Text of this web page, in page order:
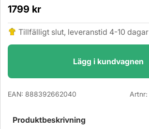
1799 kr
Tillfälligt slut, leveranstid 4-10 dagar
Lägg i kundvagnen
EAN: 888392662040 Artnr:
Produktbeskrivning